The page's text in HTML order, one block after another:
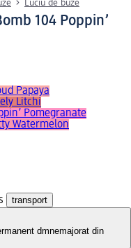
Luciu de buze
104 Poppin’
Papaya
Litchi
Pomegranate
Watermelon
transport
dmnemajorat din